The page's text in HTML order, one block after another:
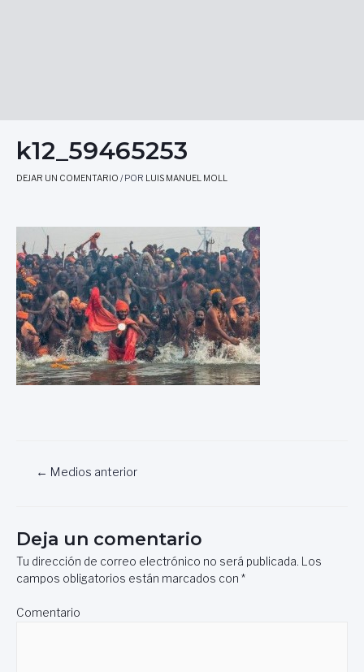
k12_59465253
DEJAR UN COMENTARIO / POR LUIS MANUEL MOLL
Navegación
← Medios anterior
Deja un comentario
Tu dirección de correo electrónico no será publicada. Los
campos obligatorios están marcados con *
Comentario